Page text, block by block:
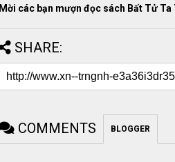
Mời các bạn mượn đọc sách Bất Tử
SHARE:
COMMENTS BLOGGER